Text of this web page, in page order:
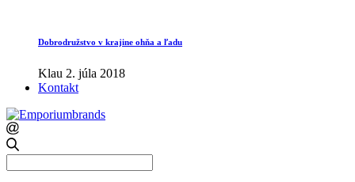
Dobrodružstvo v krajine ohňa a ľadu
Klau 2. júla 2018
Kontakt
for: